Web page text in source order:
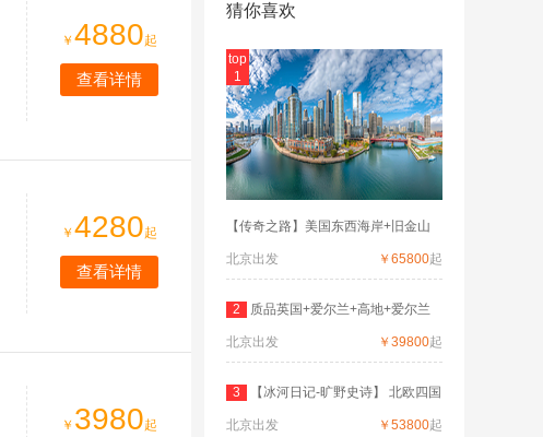
￥ 4880起
查看详情
￥ 4280起
查看详情
￥ 3980起
猜你喜欢
top
1
【传奇之路】美国东西海岸+旧金山
北京出发 ￥65800起
2 质品英国+爱尔兰+高地+爱尔兰
深度
北京出发 ￥39800起
3 【冰河日记-旷野史诗】 北欧四国
双
北京出发 ￥53800起